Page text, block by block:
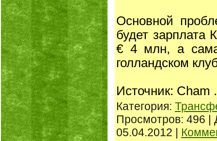
Основной
будет зарплата
€ 4 млн, а
голландском
Источник: Cham
Категория:
Просмотров: 496 |
05.04.2012 |